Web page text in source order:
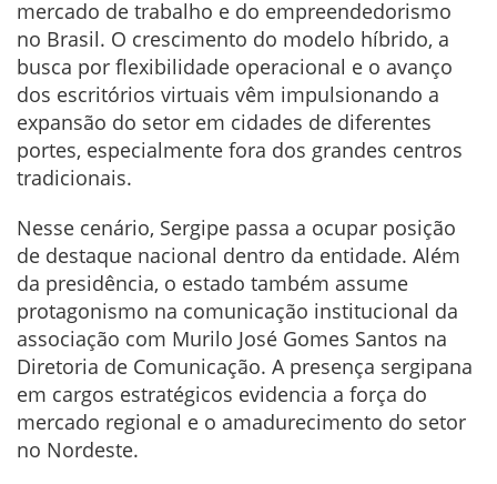
mercado de trabalho e do empreendedorismo
no Brasil. O crescimento do modelo híbrido, a
busca por flexibilidade operacional e o avanço
dos escritórios virtuais vêm impulsionando a
expansão do setor em cidades de diferentes
portes, especialmente fora dos grandes centros
tradicionais.
Nesse cenário, Sergipe passa a ocupar posição
de destaque nacional dentro da entidade. Além
da presidência, o estado também assume
protagonismo na comunicação institucional da
associação com Murilo José Gomes Santos na
Diretoria de Comunicação. A presença sergipana
em cargos estratégicos evidencia a força do
mercado regional e o amadurecimento do setor
no Nordeste.